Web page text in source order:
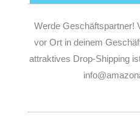
Werde Geschäftspartner!
vor Ort in deinem
attraktives Drop-Shipping